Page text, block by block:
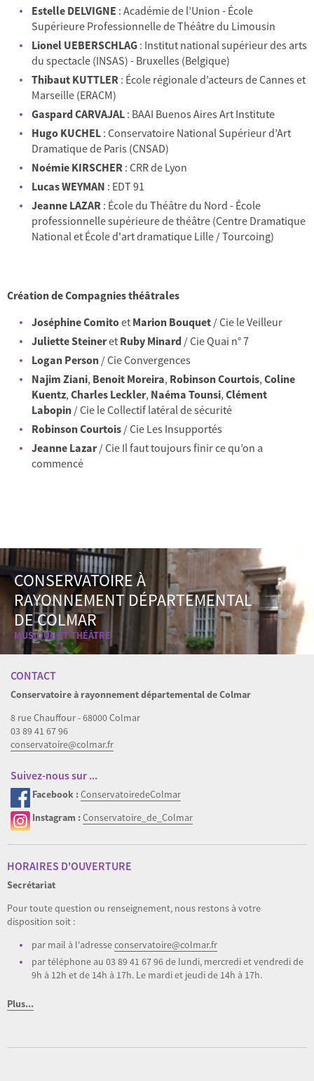
Estelle DELVIGNE : Académie de l’Union - École
Supérieure Professionnelle de Théâtre du Limousin
Lionel UEBERSCHLAG : Institut national supérieur des arts
du spectacle (INSAS) - Bruxelles (Belgique)
Thibaut KUTTLER : École régionale d’acteurs de Cannes et
Marseille (ERACM)
Gaspard CARVAJAL : BAAI Buenos Aires Art Institute
Hugo KUCHEL : Conservatoire National Supérieur d’Art
Dramatique de Paris (CNSAD)
Noémie KIRSCHER : CRR de Lyon
Lucas WEYMAN : EDT 91
Jeanne LAZAR : École du Théâtre du Nord - École
professionnelle supérieure de théâtre (Centre Dramatique
National et École d'art dramatique Lille / Tourcoing)
Création de Compagnies théâtrales
Joséphine Comitoet Marion Bouquet / Cie le Veilleur
Juliette Steineret Ruby Minard / Cie Quai n° 7
Logan Person / Cie Convergences
Najim Ziani, Benoit Moreira, Robinson Courtois, Coline
Kuentz, Charles Leckler, Naéma Tounsi, Clément
Labopin / Cie le Collectif latéral de sécurité
Robinson Courtois / Cie Les Insupportés
Jeanne Lazar/ Cie Il faut toujours finir ce qu’on a
commencé
CONSERVATOIRE À
RAYONNEMENT DÉPARTEMENTAL
DE COLMAR
MUSIQUE ET THÉÂTRE
CONTACT
Conservatoire à rayonnement départemental de Colmar
8 rue Chauffour - 68000 Colmar
03 89 41 67 96
conservatoire@colmar.fr
Suivez-nous sur ...
Facebook :ConservatoiredeColmar
Instagram :Conservatoire_de_Colmar
HORAIRES D'OUVERTURE
Secrétariat
Pour toute question ou renseignement, nous restons à votre
disposition soit :
par mail à l'adresseconservatoire@colmar.fr
par téléphone au 03 89 41 67 96 de lundi, mercredi et vendredi de
9h à 12h et de 14h à 17h. Le mardi et jeudi de 14h à 17h.
Plus...